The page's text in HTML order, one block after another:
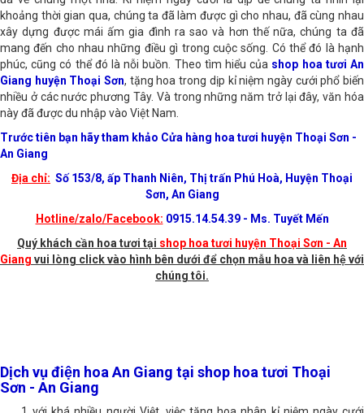
đã về chung một nhà. Kỉ niệm ngày cưới là dịp để chúng ta nhìn lại
khoảng thời gian qua, chúng ta đã làm được gì cho nhau, đã cùng nhau
xây dựng được mái ấm gia đình ra sao và hơn thế nữa, chúng ta đã
mang đến cho nhau những điều gì trong cuộc sống. Có thể đó là hạnh
phúc, cũng có thể đó là nỗi buồn. Theo tìm hiểu của
shop hoa tươi An
Giang huyện Thoại Sơn, tặng hoa trong dịp kỉ niệm ngày cưới phổ biến
nhiều ở các nước phương Tây. Và trong những năm trở lại đây, văn hóa
này đã được du nhập vào Việt Nam.
Trước tiên bạn hãy tham khảo Cửa hàng hoa tươi huyện Thoại Sơn -
An Giang
Địa chỉ:
Số 153/8, ấp Thanh Niên, Thị trấn Phú Hoà, Huyện Thoại
Sơn, An Giang
Hotline/zalo/Facebook:
0915.14.54.39 - Ms. Tuyết Mến
Quý khách cần hoa tươi tạishop hoa tươi huyện Thoại Sơn - An
Giangvui lòng click vào hình bên dưới để chọn mẫu hoa và liên hệ với
chúng tôi.
Dịch vụ điện hoa An Giang tại shop hoa tươi Thoại
Sơn - An Giang